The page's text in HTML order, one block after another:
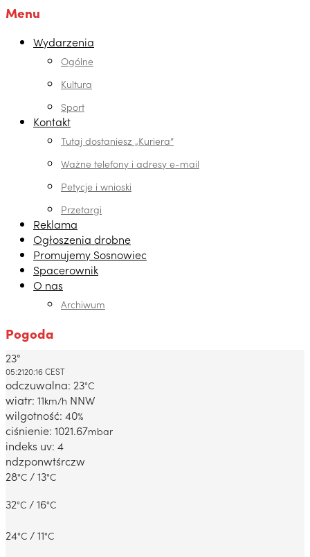
Menu
Wydarzenia
Ogólne
Kultura
Sport
Kontakt
Tutaj dostaniesz „Kuriera”
Ważne telefony i adresy e-mail
Petycje i wnioski
Przetargi
Reklama
Ogłoszenia drobne
Promujemy Sosnowiec
Spacerownik
O nas
Archiwum
Pogoda
Dabrowa Gornicza, PL
23°
05:2120:16 CEST
odczuwalna: 23°C
wiatr: 11km/h NNW
wilgotność: 40%
ciśnienie: 1021.67mbar
indeks uv: 4
ndzponwtśrczw
28°C / 13°C
32°C / 16°C
24°C / 11°C